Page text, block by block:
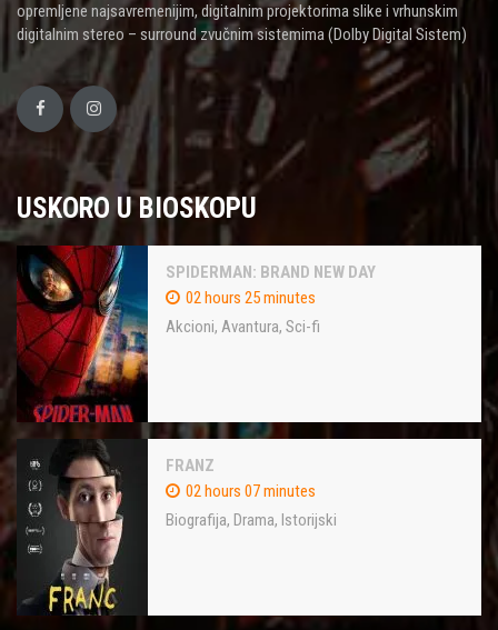
opremljene najsavremenijim, digitalnim projektorima slike i vrhunskim
digitalnim stereo – surround zvučnim sistemima (Dolby Digital Sistem)
USKORO U BIOSKOPU
SPIDERMAN: BRAND NEW DAY
02 hours 25 minutes
Akcioni, Avantura, Sci-fi
FRANZ
02 hours 07 minutes
Biografija, Drama, Istorijski